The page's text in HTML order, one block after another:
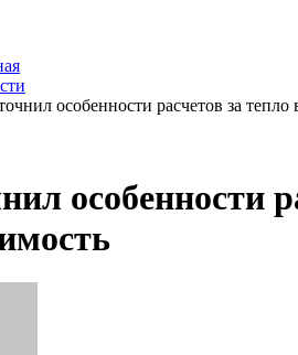
особенности расчетов за
особенности